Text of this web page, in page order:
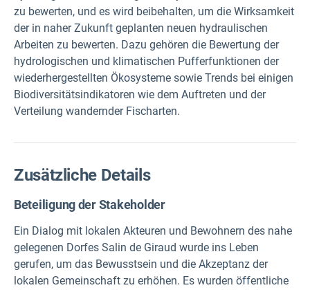
zu bewerten, und es wird beibehalten, um die Wirksamkeit
der in naher Zukunft geplanten neuen hydraulischen
Arbeiten zu bewerten. Dazu gehören die Bewertung der
hydrologischen und klimatischen Pufferfunktionen der
wiederhergestellten Ökosysteme sowie Trends bei einigen
Biodiversitätsindikatoren wie dem Auftreten und der
Verteilung wandernder Fischarten.
Zusätzliche Details
Beteiligung der Stakeholder
Ein Dialog mit lokalen Akteuren und Bewohnern des nahe
gelegenen Dorfes Salin de Giraud wurde ins Leben
gerufen, um das Bewusstsein und die Akzeptanz der
lokalen Gemeinschaft zu erhöhen. Es wurden öffentliche